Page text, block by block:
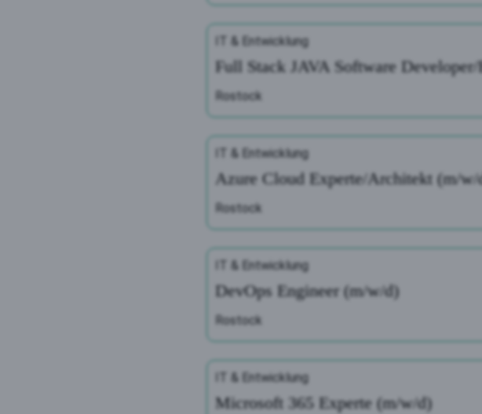
IT & Entwicklung
Full Stack JAVA Software
Rostock
IT & Entwicklung
Azure Cloud Experte/Architekt (m/w/
Rostock
IT & Entwicklung
DevOps Engineer (m/w/d)
Rostock
IT & Entwicklung
Microsoft 365 Experte (m/w/d)